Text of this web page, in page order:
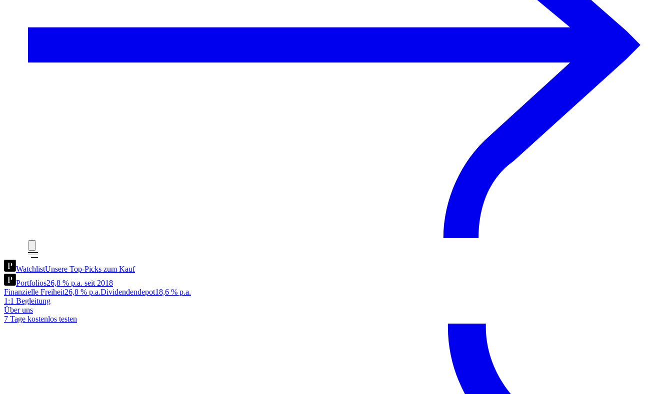
WatchlistUnsere Top-Picks zum Kauf
Portfolios26,8 % p.a. seit 2018
Finanzielle Freiheit26,8 % p.a.Dividendendepot18,6 % p.a.
1:1 Begleitung
Über uns
7 Tage kostenlos testen